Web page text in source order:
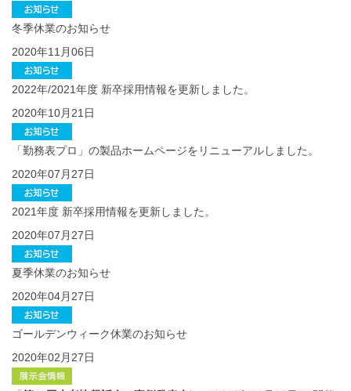
冬季休業のお知らせ
2020年11月06日
2022年/2021年度 新卒採用情報を更新しました。
2020年10月21日
「勤務表プロ」の製品ホームページをリニューアルしました。
2020年07月27日
2021年度 新卒採用情報を更新しました。
2020年07月27日
夏季休業のお知らせ
2020年04月27日
ゴールデンウィーク休業のお知らせ
2020年02月27日